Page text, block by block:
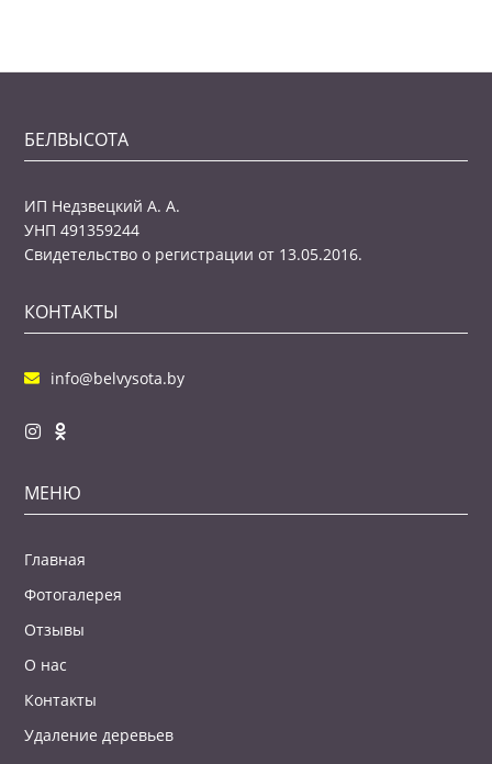
БЕЛВЫСОТА
ИП Недзвецкий А. А.
УНП 491359244
Свидетельство о регистрации от 13.05.2016.
КОНТАКТЫ
info@belvysota.by
МЕНЮ
Главная
Фотогалерея
Отзывы
О нас
Контакты
Удаление деревьев